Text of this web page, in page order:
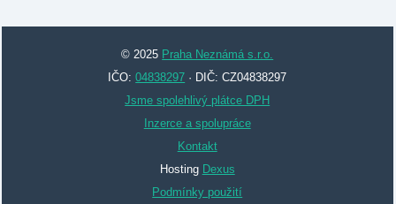
© 2025 Praha Neznámá s.r.o.
IČO:04838297 · DIČ: CZ04838297
Jsme spolehlivý plátce DPH
Inzerce a spolupráce
Kontakt
Hosting Dexus
Podmínky použití